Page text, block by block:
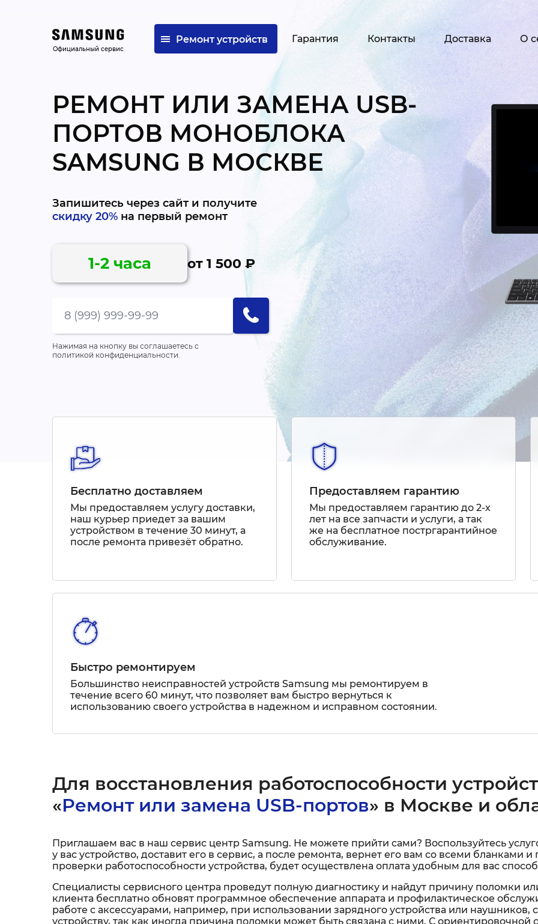
Официальный сервис
Ремонт устройств Гарантия Контакты Доставка О
РЕМОНТ ИЛИ ЗАМЕНА USB-
ПОРТОВ МОНОБЛОКА
SAMSUNG В МОСКВЕ
Запишитесь через сайт и получите
скидку 20%на первый ремонт
1-2 часа от 1 500 ₽
Нажимая на кнопку вы соглашаетесь с
политикой конфиденциальности.
Бесплатно доставляем
Мы предоставляем услугу доставки,
наш курьер приедет за вашим
устройством в течение 30 минут, а
после ремонта привезёт обратно.
Предоставляем гарантию
Мы предоставляем гарантию до 2-х
лет на все запчасти и услуги, а так
же на бесплатное постргарантийное
обслуживание.
Быстро ремонтируем
Большинство неисправностей устройств Samsung мы ремонтируем в
течение всего 60 минут, что позволяет вам быстро вернуться к
использованию своего устройства в надежном и исправном состоянии.
Для восстановления работоспособности
«Ремонт или замена USB-портов» в Москве и
Приглашаем вас в наш сервис центр Samsung. Не можете прийти сами? Воспользуйтесь
у вас устройство, доставит его в сервис, а после ремонта, вернет его вам со всеми бланками
проверки работоспособности устройства, будет осуществлена оплата удобным для вас
Специалисты сервисного центра проведут полную диагностику и найдут причину поломки
клиента бесплатно обновят программное обеспечение аппарата и профилактическое
работе с аксессуарами, например, при использовании зарядного устройства или
устройству, так как иногда причина поломки может быть связана с ними. С